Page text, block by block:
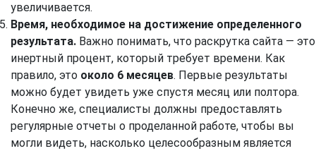
увеличивается.
Время, необходимое на достижение определенного
результата. Важно понимать, что раскрутка сайта — это
инертный процент, который требует времени. Как
правило, это около 6 месяцев. Первые результаты
можно будет увидеть уже спустя месяц или полтора.
Конечно же, специалисты должны предоставлять
регулярные отчеты о проделанной работе, чтобы вы
могли видеть, насколько целесообразным является